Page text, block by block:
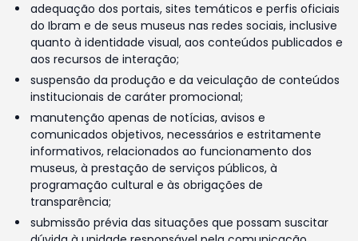
adequação dos portais, sites temáticos e perfis oficiais
do Ibram e de seus museus nas redes sociais, inclusive
quanto à identidade visual, aos conteúdos publicados e
aos recursos de interação;
suspensão da produção e da veiculação de conteúdos
institucionais de caráter promocional;
manutenção apenas de notícias, avisos e
comunicados objetivos, necessários e estritamente
informativos, relacionados ao funcionamento dos
museus, à prestação de serviços públicos, à
programação cultural e às obrigações de
transparência;
submissão prévia das situações que possam suscitar